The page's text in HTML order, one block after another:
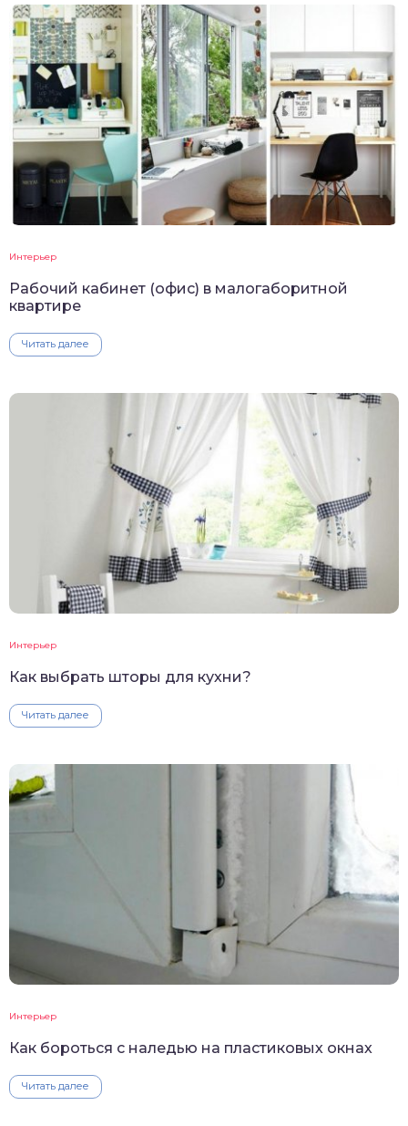
Интерьер
Рабочий кабинет (офис) в малогаборитной
квартире
Читать далее
Интерьер
Как выбрать шторы для кухни?
Читать далее
Интерьер
Как бороться с наледью на пластиковых окнах
Читать далее